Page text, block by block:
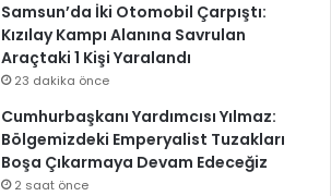
Samsun’da İki Otomobil Çarpıştı:
Kızılay Kampı Alanına Savrulan
Araçtaki 1 Kişi Yaralandı
23 dakika önce
Cumhurbaşkanı Yardımcısı Yılmaz:
Bölgemizdeki Emperyalist Tuzakları
Boşa Çıkarmaya Devam Edeceğiz
2 saat önce